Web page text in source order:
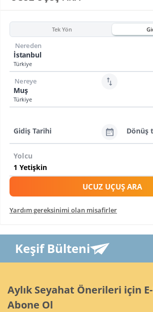
Tek Yön
İstanbul
Türkiye
Nereden
Muş
Türkiye
Nereye
Gidiş Tarihi Dönüş
Yolcu
UCUZ UÇUŞ ARA
Yardım gereksinimi olan misafirler
Keşif Bülteni
Aylık Seyahat Önerileri için
Abone Ol